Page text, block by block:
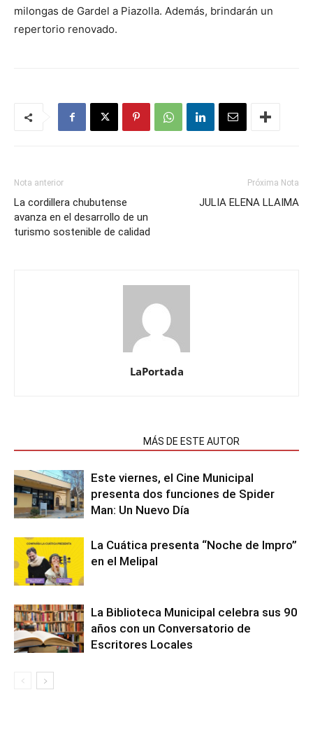
milongas de Gardel a Piazolla. Además, brindarán un
repertorio renovado.
Nota anterior
La cordillera chubutense
avanza en el desarrollo de un
turismo sostenible de calidad
Próxima Nota
JULIA ELENA LLAIMA
LaPortada
MÁS DE ESTE AUTOR
Este viernes, el Cine Municipal
presenta dos funciones de Spider
Man: Un Nuevo Día
La Cuática presenta “Noche de Impro”
en el Melipal
La Biblioteca Municipal celebra sus 90
años con un Conversatorio de
Escritores Locales